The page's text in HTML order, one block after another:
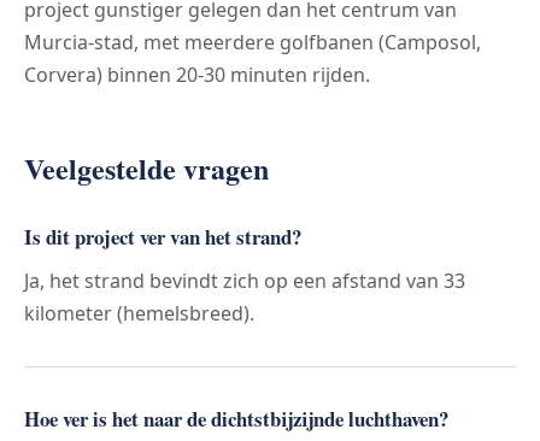
project gunstiger gelegen dan het centrum van
Murcia-stad, met meerdere golfbanen (Camposol,
Corvera) binnen 20-30 minuten rijden.
Veelgestelde vragen
Is dit project ver van het strand?
Ja, het strand bevindt zich op een afstand van 33
kilometer (hemelsbreed).
Hoe ver is het naar de dichtstbijzijnde luchthaven?